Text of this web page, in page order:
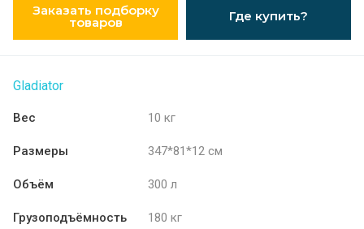
Заказать подборку
товаров Где купить?
Gladiator
Вес 10 кг
Размеры 347*81*12 см
Объём 300 л
Грузоподъёмность 180 кг